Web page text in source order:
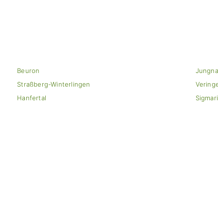
Beuron
Straßberg-Winterlingen
Hanfertal